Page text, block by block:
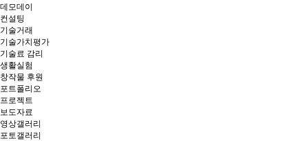
데모데이
컨설팅
기술거래
기술가치평가
기술료 감리
생활실험
창작물 후원
포트폴리오
프로젝트
보도자료
영상갤러리
포토갤러리